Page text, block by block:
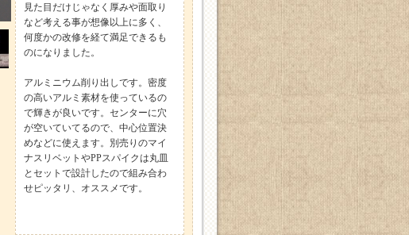
見た目だけじゃなく厚みや面取り
など考える事が想像以上に多く、
何度かの改修を経て満足できるも
のになりました。
アルミニウム削り出しです。密度
の高いアルミ素材を使っているの
で輝きが良いです。センターに穴
が空いていてるので、中心位置決
めなどに使えます。別売りのマイ
ナスリベットやPPスパイクは丸皿
とセットで設計したので組み合わ
せピッタリ、オススメです。